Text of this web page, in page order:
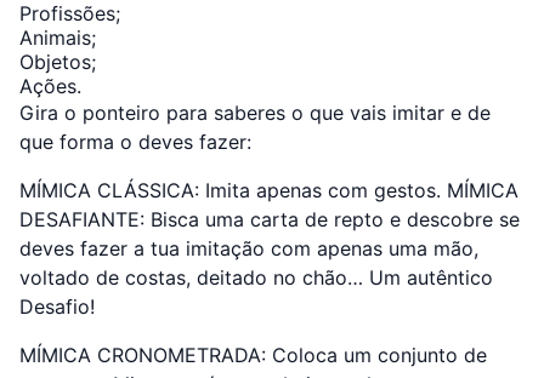
Profissões;
Animais;
Objetos;
Ações.
Gira o ponteiro para saberes o que vais imitar e de
que forma o deves fazer:
MÍMICA CLÁSSICA: Imita apenas com gestos. MÍMICA
DESAFIANTE: Bisca uma carta de repto e descobre se
deves fazer a tua imitação com apenas uma mão,
voltado de costas, deitado no chão… Um autêntico
Desafio!
MÍMICA CRONOMETRADA: Coloca um conjunto de